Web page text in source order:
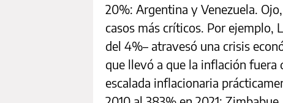
20%: Argentina y Venezuela.
casos más críticos. Por ejemplo,
del 4%– atravesó una crisis
que llevó a que la inflación fuera
escalada inflacionaria